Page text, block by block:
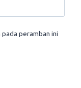
pada peramban ini